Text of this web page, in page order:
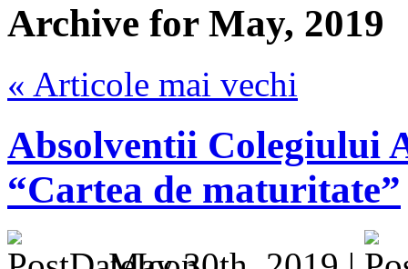
Archive for May, 2019
« Articole mai vechi
Absolventii Colegiului
“Cartea de maturitate”